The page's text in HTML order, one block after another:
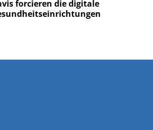
forcieren die digitale